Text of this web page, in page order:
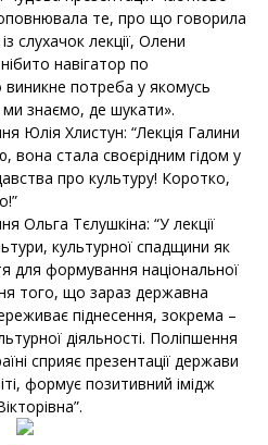
те, про що говорила
слухачок лекції, Олени
навігатор по
потреба у якомусь
ми знаємо, де шукати».
Юлія Хлистун: “Лекція Галини
вона стала своєрідним гідом у
про культуру! Коротко,
Ольга Тєлушкіна: “У лекції
культурної спадщини як
для формування національної
того, що зараз державна
піднесення, зокрема –
діяльності. Поліпшення
сприяє презентації держави
формує позитивний імідж